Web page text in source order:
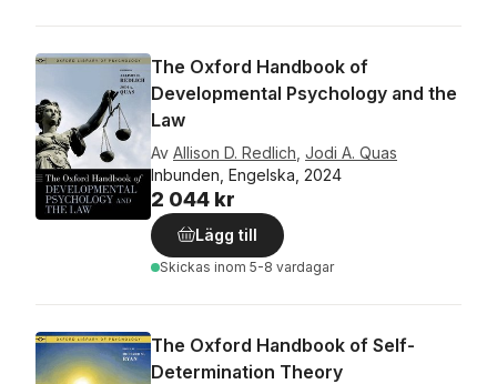
The Oxford Handbook of
Developmental Psychology and the
Law
Av Allison D. Redlich Jodi A. Quas
Inbunden, Engelska, 2024
2 044 kr
Lägg till
Skickas inom 5-8 vardagar
The Oxford Handbook of Self-
Determination Theory